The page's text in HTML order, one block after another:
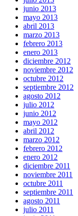
junio 2013
mayo 2013
abril 2013
marzo 2013
febrero 2013
enero 2013
diciembre 2012
noviembre 2012
octubre 2012
septiembre 2012
agosto 2012
julio 2012
junio 2012
mayo 2012
abril 2012
marzo 2012
febrero 2012
enero 2012
diciembre 2011
noviembre 2011
octubre 2011
septiembre 2011
agosto 2011
julio 2011